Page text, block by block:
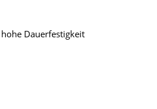
Dauerfestigkeit